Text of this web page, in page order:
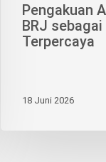
Pengakuan
BRJ
Terpercaya
18 Juni 2026